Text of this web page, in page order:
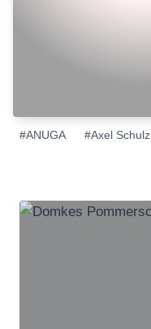
Schlagworte:
#ANUGA #Axel Schulz